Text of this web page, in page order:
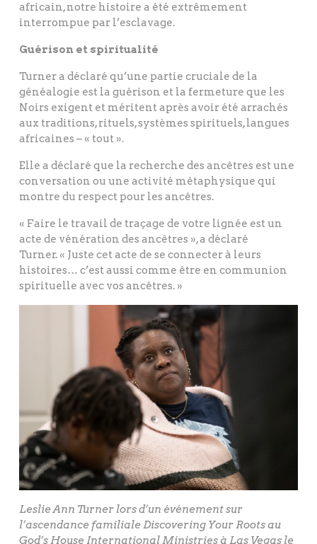
africain, notre histoire a été extrêmement
interrompue par l’esclavage.
Guérison et spiritualité
Turner a déclaré qu’une partie cruciale de la
généalogie est la guérison et la fermeture que les
Noirs exigent et méritent après avoir été arrachés
aux traditions, rituels, systèmes spirituels, langues
africaines – « tout ».
Elle a déclaré que la recherche des ancêtres est une
conversation ou une activité métaphysique qui
montre du respect pour les ancêtres.
« Faire le travail de traçage de votre lignée est un
acte de vénération des ancêtres », a déclaré
Turner. « Juste cet acte de se connecter à leurs
histoires… c’est aussi comme être en communion
spirituelle avec vos ancêtres. »
Leslie Ann Turner lors d’un événement sur
l’ascendance familiale Discovering Your Roots au
God’s House International Ministries à Las Vegas le